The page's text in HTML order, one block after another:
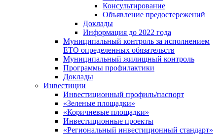
Консультирование
Объявление предостережений
Доклады
Информация до 2022 года
Муниципальный контроль за исполнением
ЕТО определенных обязательств
Муниципальный жилищный контроль
Программы профилактики
Доклады
Инвестиции
Инвестиционный профиль/паспорт
«Зеленые площадки»
«Коричневые площадки»
Инвестиционные проекты
«Региональный инвестиционный стандарт»